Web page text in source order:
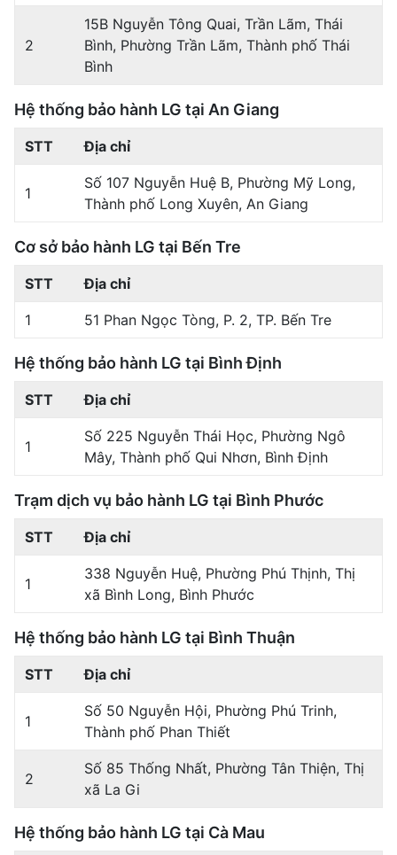
2
15B Nguyễn Tông Quai, Trần Lãm, Thái
Bình, Phường Trần Lãm, Thành phố Thái
Bình
Hệ thống bảo hành LG tại An Giang
STT Địa chỉ
1
Số 107 Nguyễn Huệ B, Phường Mỹ Long,
Thành phố Long Xuyên, An Giang
Cơ sở bảo hành LG tại Bến Tre
STT Địa chỉ
1 51 Phan Ngọc Tòng, P. 2, TP. Bến Tre
Hệ thống bảo hành LG tại Bình Định
STT Địa chỉ
1
Số 225 Nguyễn Thái Học, Phường Ngô
Mây, Thành phố Qui Nhơn, Bình Định
Trạm dịch vụ bảo hành LG tại Bình Phước
STT Địa chỉ
1
338 Nguyễn Huệ, Phường Phú Thịnh, Thị
xã Bình Long, Bình Phước
Hệ thống bảo hành LG tại Bình Thuận
STT Địa chỉ
1
Số 50 Nguyễn Hội, Phường Phú Trinh,
Thành phố Phan Thiết
2
Số 85 Thống Nhất, Phường Tân Thiện, Thị
xã La Gi
Hệ thống bảo hành LG tại Cà Mau